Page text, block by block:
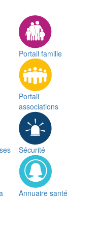
Portail famille
Portail
associations
Sécurité
Annuaire santé